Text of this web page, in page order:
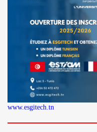
www.esgitech.tn